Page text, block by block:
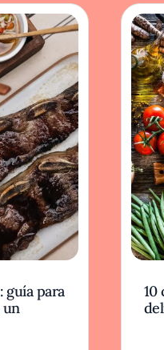
guía para
un
10